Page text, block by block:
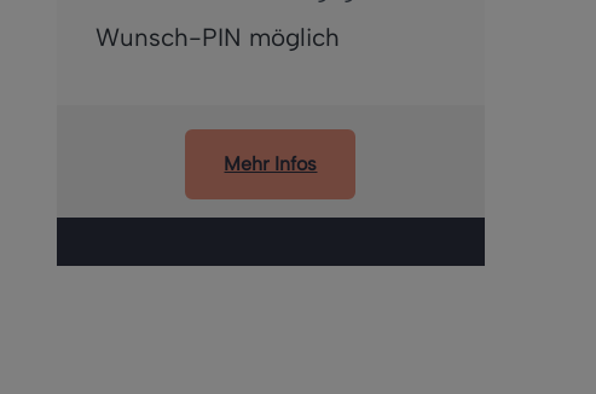
Wunsch-PIN möglich
Mehr Infos